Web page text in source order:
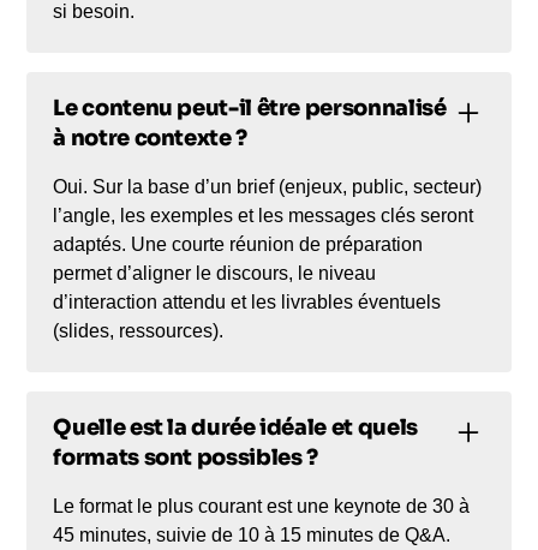
si besoin.
Le contenu peut-il être personnalisé
à notre contexte ?
Oui. Sur la base d’un brief (enjeux, public, secteur)
l’angle, les exemples et les messages clés seront
adaptés. Une courte réunion de préparation
permet d’aligner le discours, le niveau
d’interaction attendu et les livrables éventuels
(slides, ressources).
Quelle est la durée idéale et quels
formats sont possibles ?
Le format le plus courant est une keynote de 30 à
45 minutes, suivie de 10 à 15 minutes de Q&A.